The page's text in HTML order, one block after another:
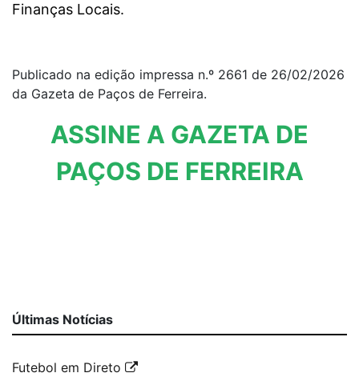
Finanças Locais.
Publicado na edição impressa n.º 2661 de 26/02/2026
da Gazeta de Paços de Ferreira.
ASSINE A GAZETA DE
PAÇOS DE FERREIRA
Últimas Notícias
Futebol em Direto